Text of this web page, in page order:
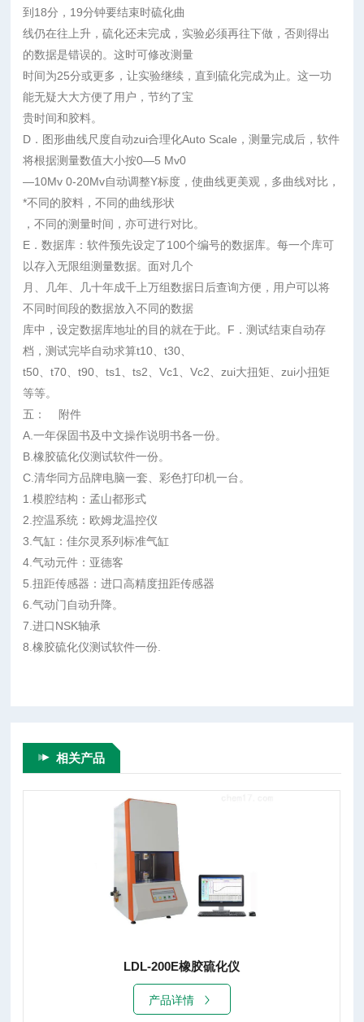
到18分，19分钟要结束时硫化曲
线仍在往上升，硫化还未完成，实验必须再往下做，否则得出
的数据是错误的。这时可修改测量
时间为25分或更多，让实验继续，直到硫化完成为止。这一功
能无疑大大方便了用户，节约了宝
贵时间和胶料。
D．图形曲线尺度自动zui合理化Auto Scale，测量完成后，软件
将根据测量数值大小按0—5 Mv0
—10Mv 0-20Mv自动调整Y标度，使曲线更美观，多曲线对比，
*不同的胶料，不同的曲线形状
，不同的测量时间，亦可进行对比。
E．数据库：软件预先设定了100个编号的数据库。每一个库可
以存入无限组测量数据。面对几个
月、几年、几十年成千上万组数据日后查询方便，用户可以将
不同时间段的数据放入不同的数据
库中，设定数据库地址的目的就在于此。F．测试结束自动存
档，测试完毕自动求算t10、t30、
t50、t70、t90、ts1、ts2、Vc1、Vc2、zui大扭矩、zui小扭矩
等等。
五： 附件
A.一年保固书及中文操作说明书各一份。
B.橡胶硫化仪测试软件一份。
C.清华同方品牌电脑一套、彩色打印机一台。
1.模腔结构：孟山都形式
2.控温系统：欧姆龙温控仪
3.气缸：佳尔灵系列标准气缸
4.气动元件：亚德客
5.扭距传感器：进口高精度扭距传感器
6.气动门自动升降。
7.进口NSK轴承
8.橡胶硫化仪测试软件一份.
相关产品
LDL-200E橡胶硫化仪
产品详情